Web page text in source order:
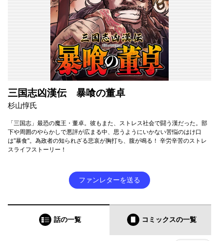
三国志凶漢伝 暴喰の董卓
杉山惇氏
「三国志」最恐の魔王・董卓。彼もまた、ストレス社会で闘う漢だった。部
下や周囲のやらかしで悪評が広まる中、思うようにいかない苦悩のはけ口
は"暴食"。為政者の知られざる悲哀が胸打ち、腹が鳴る！ 辛労辛苦のストレ
スライフストーリー！
ファンレターを送る
話の一覧 コミックスの一覧